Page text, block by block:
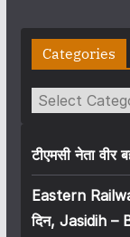
Categories
Categories
टीएमसी नेता वीर
Eastern
दिन, Jasidih –